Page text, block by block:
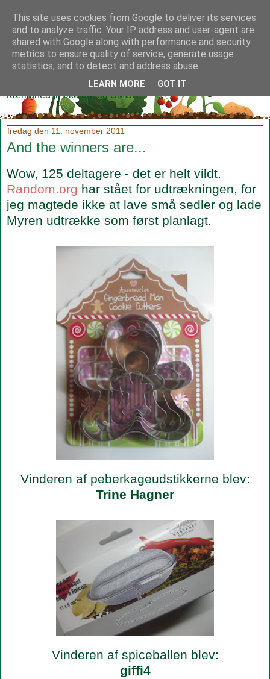
Klidmoster.dk
Kærlighed til økologi og SMØR!
fredag den 11. november 2011
And the winners are...
Wow, 125 deltagere - det er helt vildt.
Random.org har stået for udtrækningen, for
jeg magtede ikke at lave små sedler og lade
Myren udtrække som først planlagt.
Vinderen af peberkageudstikkerne blev:
Trine Hagner
Vinderen af spiceballen blev:
giffi4
This site uses cookies from Google to deliver its services
and to analyze traffic. Your IP address and user-agent are
shared with Google along with performance and security
metrics to ensure quality of service, generate usage
statistics, and to detect and address abuse.
LEARN MORE GOT IT